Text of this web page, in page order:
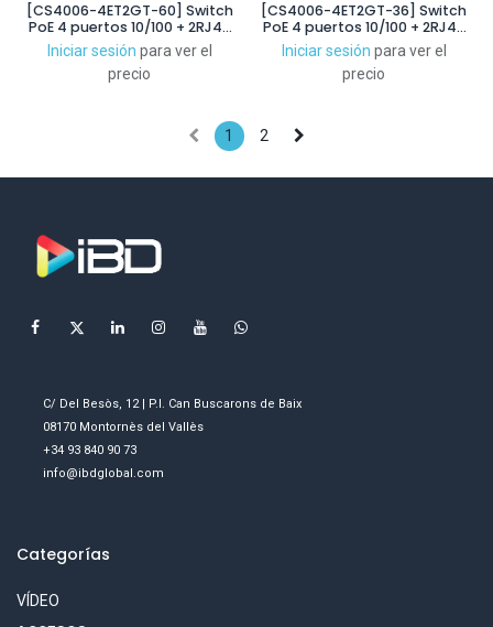
[CS4006-4ET2GT-60] Switch
PoE 4 puertos 10/100 + 2RJ45
Uplink Gigabit 60W
Gestionable en Cloud Layer2
Iniciar sesión para ver el
precio
[CS4006-4ET2GT-36] Switch
PoE 4 puertos 10/100 + 2RJ45
Uplink Gigabit 36W
Gestionable en Cloud Layer2
Iniciar sesión para ver el
precio
1 2
C/ Del Besòs, 12 | P.I. Can Buscarons de Baix
08170 Montornès del Vallès
+34 93 840 90 73
info@ibdglobal.com
Categorías
VÍDEO